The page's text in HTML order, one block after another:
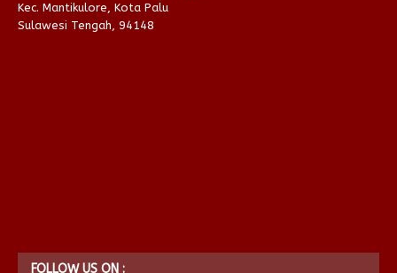
Kec. Mantikulore, Kota Palu
Sulawesi Tengah, 94148
FOLLOW US ON :